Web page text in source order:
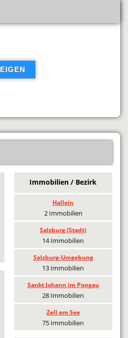
Immobilien / Bezirk
Hallein
2 Immobilien
Salzburg (Stadt)
14 Immobilien
Salzburg-Umgebung
13 Immobilien
Sankt Johann im Pongau
28 Immobilien
Zell am See
75 Immobilien